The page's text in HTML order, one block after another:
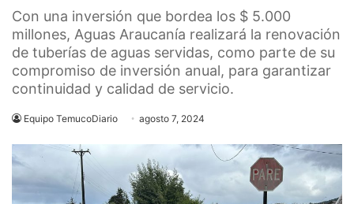
Con una inversión que bordea los $ 5.000
millones, Aguas Araucanía realizará la renovación
de tuberías de aguas servidas, como parte de su
compromiso de inversión anual, para garantizar
continuidad y calidad de servicio.
Equipo TemucoDiario agosto 7, 2024